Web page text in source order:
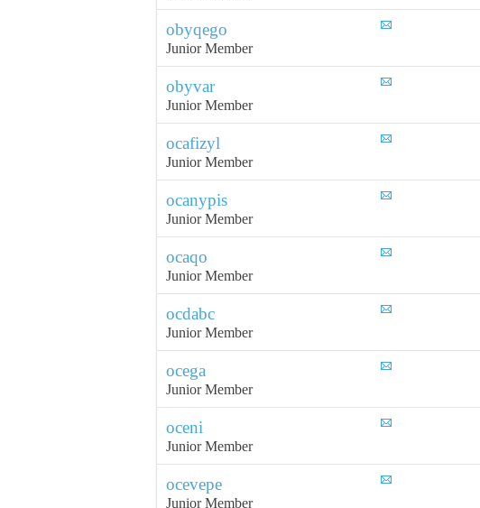
obyqego
Junior Member
obyvar
Junior Member
ocafizyl
Junior Member
ocanypis
Junior Member
ocaqo
Junior Member
ocdabc
Junior Member
ocega
Junior Member
oceni
Junior Member
ocevepe
Junior Member